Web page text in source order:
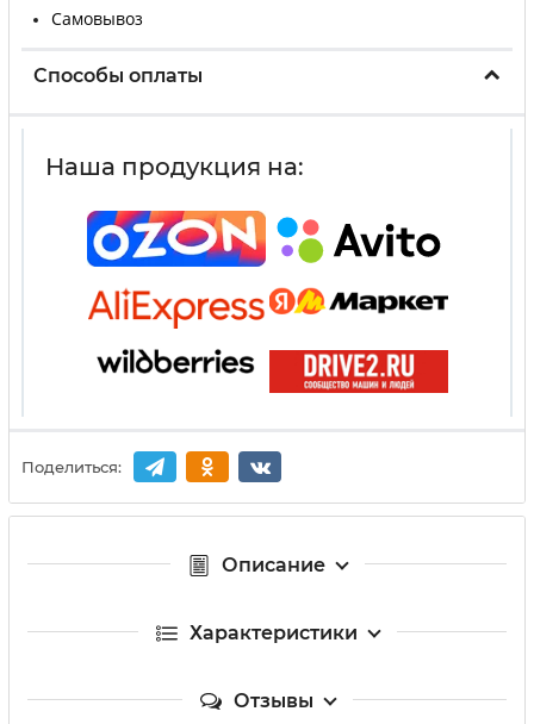
Самовывоз
Способы оплаты
Наша продукция на:
Поделиться:
Описание
Характеристики
Отзывы